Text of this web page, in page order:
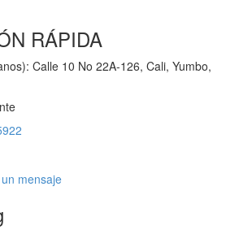
RÁPIDA
Calle 10 No 22A-126, Cali, Yumbo,
mensaje